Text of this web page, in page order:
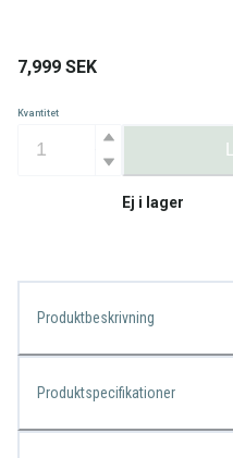
7,999 SEK
Kvantitet
Ej i lager
Produktbeskrivning
Produktspecifikationer